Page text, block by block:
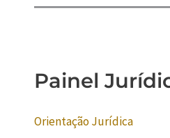
Painel
Orientação Jurídica